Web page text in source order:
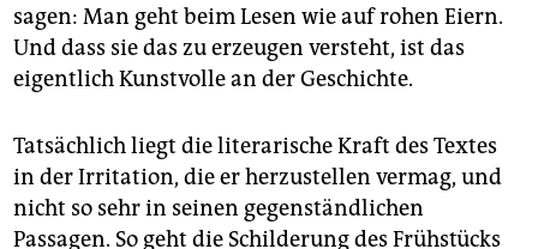
sagen: Man geht beim Lesen wie auf rohen ­Eiern.
Und dass sie das zu erzeugen versteht, ist das
eigentlich Kunstvolle an der Geschichte.
Tatsächlich liegt die literarische Kraft des Textes
in der Irritation, die er herzustellen vermag, und
nicht so sehr in seinen gegenständlichen
Passagen. So geht die Schilderung des Frühstücks